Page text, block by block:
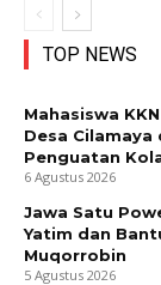
TOP NEWS
Mahasiswa
Desa
Penguatan
6 Agustus 2026
Jawa Satu
Yatim dan
Muqorrobin
5 Agustus 2026